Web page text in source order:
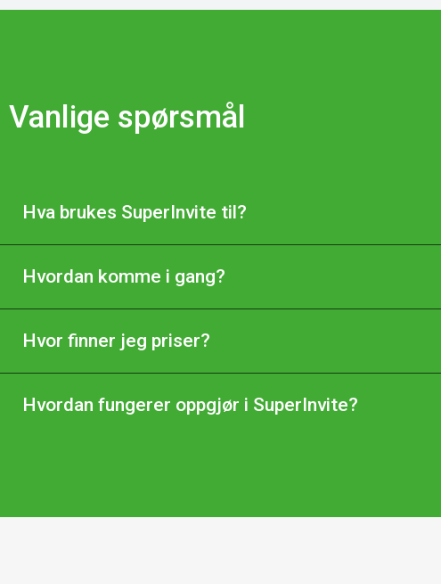
Vanlige spørsmål
Hva brukes SuperInvite til?
Hvordan komme i gang?
Hvor finner jeg priser?
Hvordan fungerer oppgjør i SuperInvite?